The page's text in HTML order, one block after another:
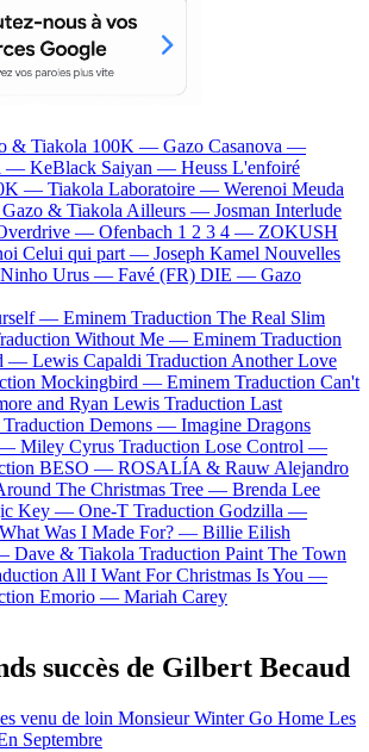
& Tiakola 100K — Gazo Casanova —
— KeBlack Saiyan — Heuss L'enfoiré
— Tiakola Laboratoire — Werenoi Meuda
Gazo & Tiakola Ailleurs — Josman Interlude
— Ofenbach 1 2 3 4 — ZOKUSH
Celui qui part — Joseph Kamel Nouvelles
Ninho Urus — Favé (FR) DIE — Gazo
— Eminem Traduction The Real Slim
Without Me — Eminem Traduction
— Lewis Capaldi Traduction Another Love
Mockingbird — Eminem Traduction Can't
and Ryan Lewis Traduction Last
Traduction Demons — Imagine Dragons
— Miley Cyrus Traduction Lose Control —
BESO — ROSALÍA & Rauw Alejandro
The Christmas Tree — Brenda Lee
Key — One-T Traduction Godzilla —
Was I Made For? — Billie Eilish
Dave & Tiakola Traduction Paint The Town
All I Want For Christmas Is You —
Emorio — Mariah Carey
succès de Gilbert Becaud
venu de loin Monsieur Winter Go Home Les
Septembre